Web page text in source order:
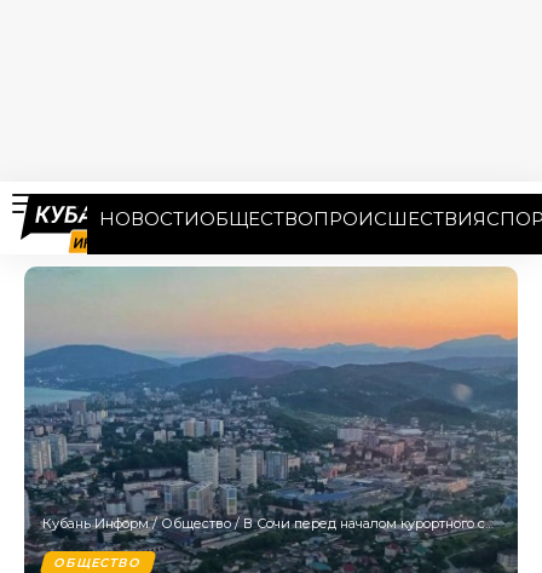
НОВОСТИОБЩЕСТВОПРОИСШЕСТВИЯ
Кубань Информ/Общество/В Сочи перед началом курортного сезона заработает Оперштаб
ОБЩЕСТВО